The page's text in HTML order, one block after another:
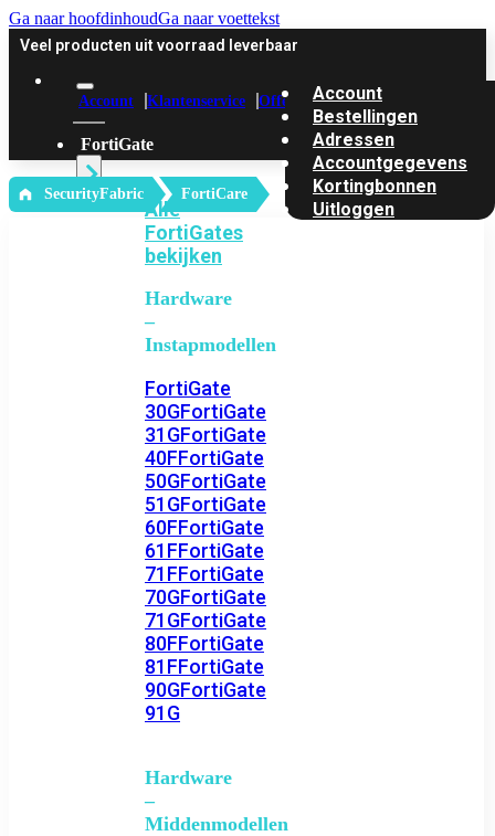
Ga naar hoofdinhoudGa naar voettekst
Veel producten uit voorraad leverbaar
Account Klantenservice Offerte
FortiGate
Alle
FortiGates
bekijken
Hardware
–
Instapmodellen
FortiGate
30GFortiGate
31GFortiGate
40FFortiGate
50GFortiGate
51GFortiGate
60FFortiGate
61FFortiGate
71FFortiGate
70GFortiGate
71GFortiGate
80FFortiGate
81FFortiGate
90GFortiGate
91G
Hardware
–
Middenmodellen
Account
Bestellingen
Adressen
Accountgegevens
Kortingbonnen
Uitloggen
‎ SecurityFabric FortiCare